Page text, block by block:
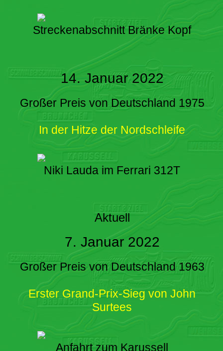
Streckenabschnitt Bränke Kopf
14. Januar 2022
Großer Preis von Deutschland 1975
In der Hitze der Nordschleife
Niki Lauda im Ferrari 312T
Aktuell
7. Januar 2022
Großer Preis von Deutschland 1963
Erster Grand-Prix-Sieg von John
Surtees
Anfahrt zum Karussell